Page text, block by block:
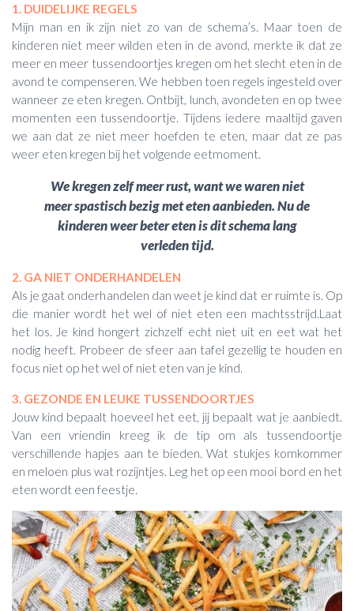
1. DUIDELIJKE REGELS
Mijn man en ik zijn niet zo van de schema’s. Maar toen de
kinderen niet meer wilden eten in de avond, merkte ik dat ze
meer en meer tussendoortjes kregen om het slecht eten in de
avond te compenseren. We hebben toen regels ingesteld over
wanneer ze eten kregen. Ontbijt, lunch, avondeten en op twee
momenten een tussendoortje. Tijdens iedere maaltijd gaven
we aan dat ze niet meer hoefden te eten, maar dat ze pas
weer eten kregen bij het volgende eetmoment.
We kregen zelf meer rust, want we waren niet
meer spastisch bezig met eten aanbieden. Nu de
kinderen weer beter eten is dit schema lang
verleden tijd.
2. GA NIET ONDERHANDELEN
Als je gaat onderhandelen dan weet je kind dat er ruimte is. Op
die manier wordt het wel of niet eten een machtsstrijd.Laat
het los. Je kind hongert zichzelf echt niet uit en eet wat het
nodig heeft. Probeer de sfeer aan tafel gezellig te houden en
focus niet op het wel of niet eten van je kind.
3. GEZONDE EN LEUKE TUSSENDOORTJES
Jouw kind bepaalt hoeveel het eet, jij bepaalt wat je aanbiedt.
Van een vriendin kreeg ik de tip om als tussendoortje
verschillende hapjes aan te bieden. Wat stukjes komkommer
en meloen plus wat rozijntjes. Leg het op een mooi bord en het
eten wordt een feestje.